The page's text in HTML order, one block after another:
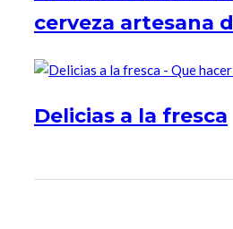
cerveza artesana
Delicias a la fresca